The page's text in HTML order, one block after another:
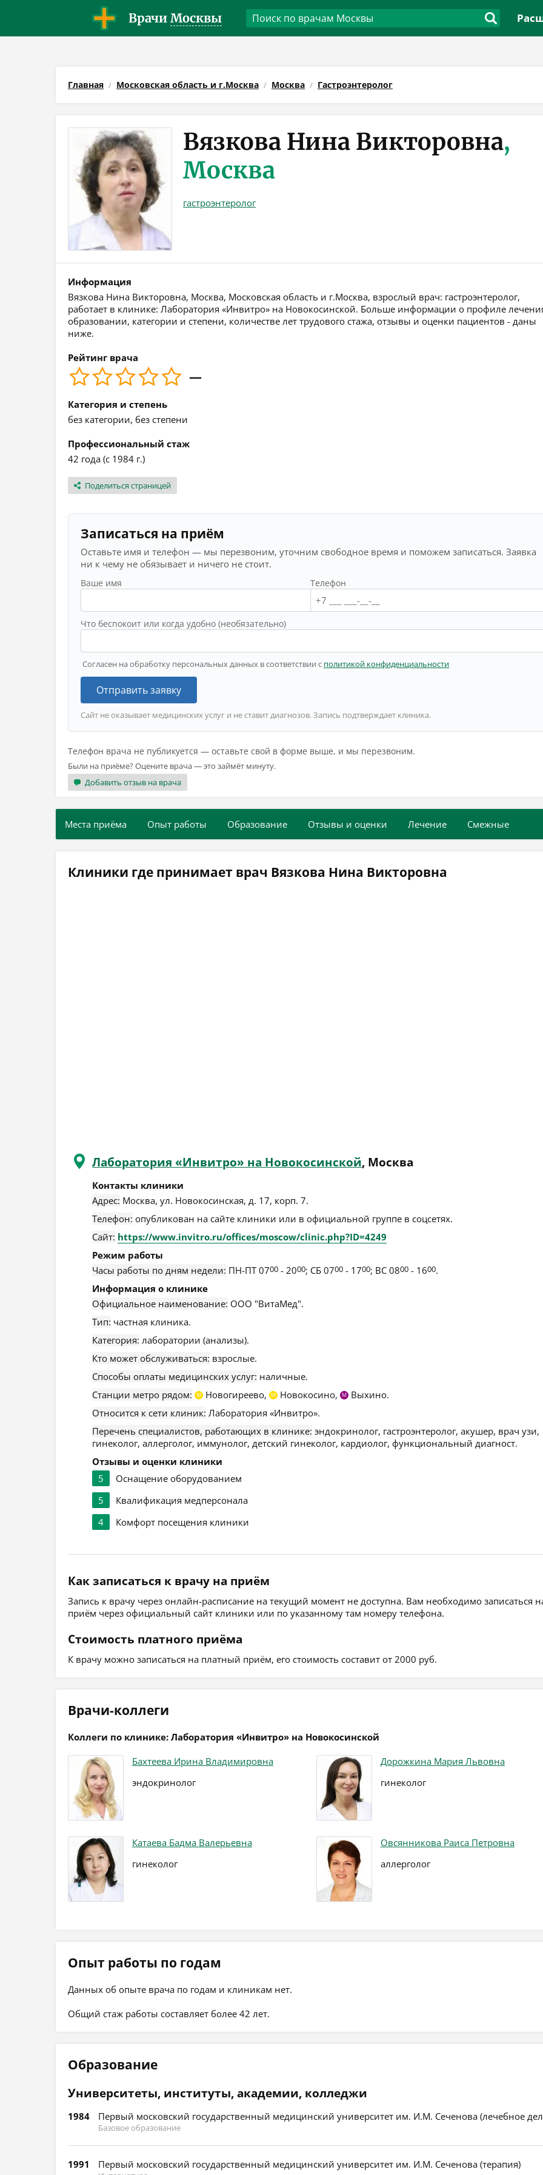
Врачи Москвы
Главная Московская область и г.Москва Москва Гастроэнтеролог
Вязкова Нина Викторовна,
Москва
гастроэнтеролог
Информация
Вязкова Нина Викторовна, Москва, Московская область и г.Москва, взрослый врач: гастроэнтеролог,
работает в клинике: Лаборатория «Инвитро» на Новокосинской. Больше информации о профиле
образовании, категории и степени, количестве лет трудового стажа, отзывы и оценки пациентов - даны
ниже.
Рейтинг врача
—
Категория и степень
без категории, без степени
Профессиональный стаж
42 года (с 1984 г.)
Поделиться страницей
Записаться на приём
Оставьте имя и телефон — мы перезвоним, уточним свободное время и поможем записаться. Заявка
ни к чему не обязывает и ничего не стоит.
Ваше имя Телефон
Что беспокоит или когда удобно (необязательно)
Согласен на обработку персональных данных в соответствии с политикой конфиденциальности
Отправить заявку
Сайт не оказывает медицинских услуг и не ставит диагнозов. Запись подтверждает клиника.
Телефон врача не публикуется — оставьте свой в форме выше, и мы перезвоним.
Были на приёме? Оцените врача — это займёт минуту.
Добавить отзыв на врача
Места приёма Опыт работы Образование Отзывы и оценки Лечение Смежные
Клиники где принимает врач Вязкова Нина Викторовна
Лаборатория «Инвитро» на Новокосинской, Москва
Контакты клиники
Адрес: Москва, ул. Новокосинская, д. 17, корп. 7.
Телефон: опубликован на сайте клиники или в официальной группе в соцсетях.
Сайт: https://www.invitro.ru/offices/moscow/clinic.php?ID=4249
Режим работы
Часы работы по дням недели: ПН-ПТ 0700 - 2000; СБ 0700 - 1700; ВС 0800 - 1600.
Информация о клинике
Официальное наименование: ООО "ВитаМед".
Тип: частная клиника.
Категория: лаборатории (анализы).
Кто может обслуживаться: взрослые.
Способы оплаты медицинских услуг: наличные.
Станции метро рядом:
М Новогиреево, М Новокосино, М
Выхино.
Относится к сети клиник: Лаборатория «Инвитро».
Перечень специалистов, работающих в клинике: эндокринолог, гастроэнтеролог, акушер, врач узи,
гинеколог, аллерголог, иммунолог, детский гинеколог, кардиолог, функциональный диагност.
Отзывы и оценки клиники
5
Оснащение оборудованием
5
Квалификация медперсонала
4
Комфорт посещения клиники
Как записаться к врачу на приём
Запись к врачу через онлайн-расписание на текущий момент не доступна. Вам необходимо записаться
приём через официальный сайт клиники или по указанному там номеру телефона.
Стоимость платного приёма
К врачу можно записаться на платный приём, его стоимость составит от 2000 руб.
Врачи-коллеги
Коллеги по клинике: Лаборатория «Инвитро» на Новокосинской
Бахтеева Ирина Владимировна
эндокринолог
Дорожкина Мария Львовна
гинеколог
Катаева Бадма Валерьевна
гинеколог
Овсянникова Раиса Петровна
аллерголог
Опыт работы по годам
Данных об опыте врача по годам и клиникам нет.
Общий стаж работы составляет более 42 лет.
Образование
Университеты, институты, академии, колледжи
1984 Первый московский государственный медицинский университет им. И.М. Сеченова (лечебное
Базовое образование
1991 Первый московский государственный медицинский университет им. И.М. Сеченова (терапия)